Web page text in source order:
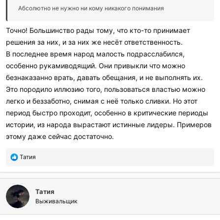
и
Абсолютно не нужно ни кому никакого понимания
Точно! Большинство рады тому, что кто-то принимает
решения за них, и за них же несёт ответственность.
В последнее время народ малость подрасслабился,
особенно рукамиводящий. Они привыкли что можно
безнаказанно врать, давать обещания, и не выполнять их.
Это породило иллюзию того, пользоваться властью можно
легко и беззаботно, снимая с неё только сливки. Но этот
период быстро проходит, особенно в критические периоды
истории, из народа вырастают истинные лидеры. Примеров
этому даже сейчас достаточно.
П
б
а
г
о
Татия
Татия
Выживальщик